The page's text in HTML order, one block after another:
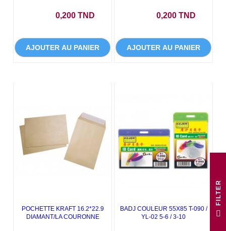
0,200 TND
AJOUTER AU PANIER
0,200 TND
AJOUTER AU PANIER
POCHETTE KRAFT 16.2*22.9
DIAMANT/LA COURONNE
BADJ COULEUR 55X85 T-090 /
YL-02 5-6 / 3-10
R